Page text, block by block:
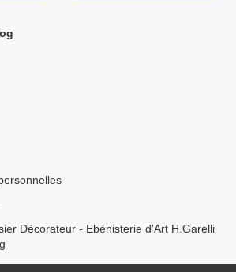
Décorateur - Ebénisterie d'Art H.Garelli